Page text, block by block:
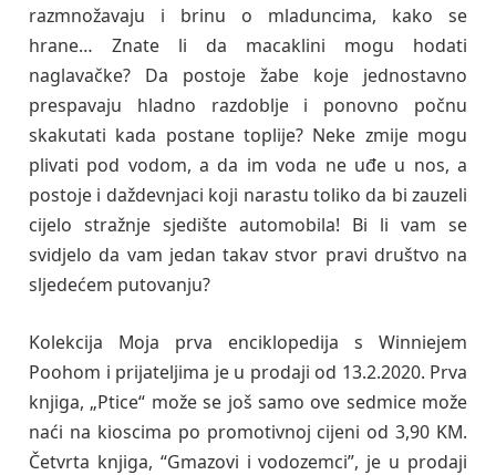
razmnožavaju i brinu o mladuncima, kako se
hrane… Znate li da macaklini mogu hodati
naglavačke? Da postoje žabe koje jednostavno
prespavaju hladno razdoblje i ponovno počnu
skakutati kada postane toplije? Neke zmije mogu
plivati pod vodom, a da im voda ne uđe u nos, a
postoje i daždevnjaci koji narastu toliko da bi zauzeli
cijelo stražnje sjedište automobila! Bi li vam se
svidjelo da vam jedan takav stvor pravi društvo na
sljedećem putovanju?
Kolekcija Moja prva enciklopedija s Winniejem
Poohom i prijateljima je u prodaji od 13.2.2020. Prva
knjiga, „Ptice“ može se još samo ove sedmice može
naći na kioscima po promotivnoj cijeni od 3,90 KM.
Četvrta knjiga, “Gmazovi i vodozemci”, je u prodaji